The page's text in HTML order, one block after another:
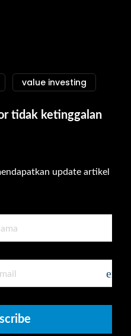
value investing
tidak ketinggalan
update artikel